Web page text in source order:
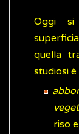
Oggi
quella
studiosi
riso